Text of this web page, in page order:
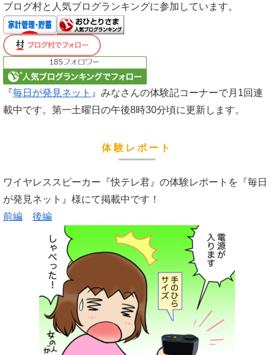
ブログ村と人気ブログランキングに参加しています。
『毎日が発見ネット 』みなさんの体験記コーナーで月1回連
載中です。第一土曜日の午後8時30分頃に更新します。
体験レポート
ワイヤレススピーカー『快テレ君』の体験レポートを『毎日
が発見ネット』様にて掲載中です！
前編
後編